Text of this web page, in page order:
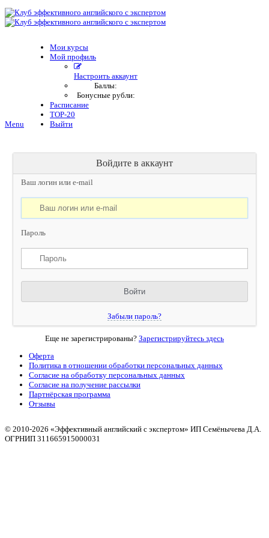
Menu
Мои курсы
Мой профиль
Настроить аккаунт
Баллы:
Бонусные рубли:
Расписание
TOP-20
Выйти
Войдите в аккаунт
Ваш логин или e-mail
Пароль
Забыли пароль?
Еще не зарегистрированы? Зарегистрируйтесь здесь
Оферта
Политика в отношении обработки персональных данных
Согласие на обработку персональных данных
Согласие на получение рассылки
Партнёрская программа
Отзывы
© 2010-2026 «Эффективный английский с экспертом» ИП Семёнычева Д.А.
ОГРНИП 311665915000031